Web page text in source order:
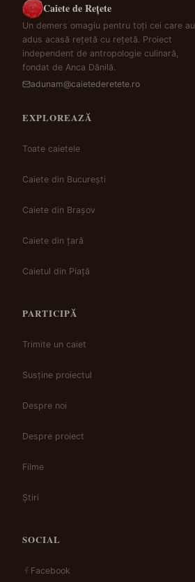
Caiete de Rețete
Un demers omagiu pentru toți cei care au
adus acasă rețetă cu rețetă. Proiect
independent de antropologie culinară,
fondat de Anca Dănilă.
adunam@caietederetete.ro
EXPLOREAZĂ
Toate caietele
Caiete din București
Caiete din Brașov
Caiete din țară
Caietul din Piață
PARTICIPĂ
Trimite un caiet
Susține proiectul
Despre noi
Despre proiect
Filme
Știri
SOCIAL
Facebook